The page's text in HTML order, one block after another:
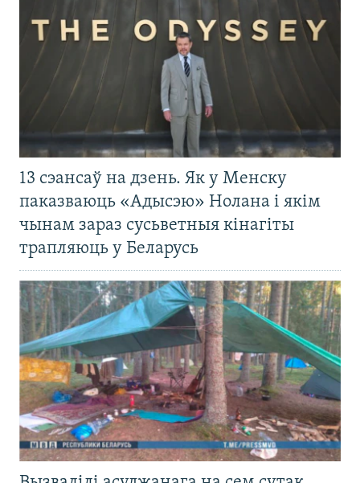
13 сэансаў на дзень. Як у Менску
паказваюць «Адысэю» Нолана і якім
чынам зараз сусьветныя кінагіты
трапляюць у Беларусь